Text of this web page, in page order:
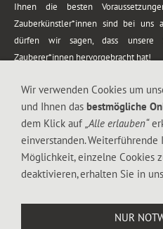
Ihnen die besten
Zauberkünstler*innen sind bei uns
dürfen wir sagen, dass unsere
Zauberer*innen hervorgebracht hat!
vom Kinderprogramm bis zur
meiner Zauber-Sprech-Show,
gewürzt mit Gags und visuellen
Wir verwenden Cookies um
und Ihnen das bestmögliche
dem Klick auf „Alle erlauben“
einverstanden.
Möglichkeit, einzelne Cookies
deaktivieren, erhalten Sie in
NUR